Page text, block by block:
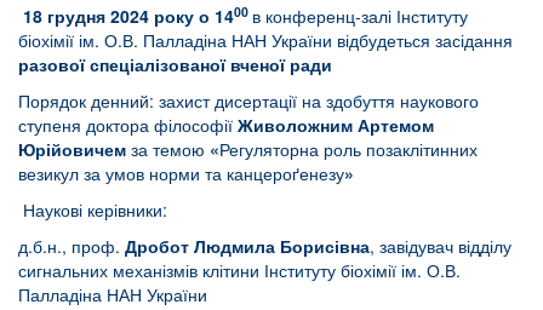
18 грудня 2024 року о 1400 в конференц-залі Інституту
біохімії ім. О.В. Палладіна НАН України відбудеться засідання
разової спеціалізованої вченої ради
Порядок денний: захист дисертації на здобуття наукового
ступеня доктора філософії Живоложним Артемом
Юрійовичем за темою «Регуляторна роль позаклітинних
везикул за умов норми та канцероґенезу»
Наукові керівники:
д.б.н., проф. Дробот Людмила Борисівна, завідувач відділу
сигнальних механізмів клітини Інституту біохімії ім. О.В.
Палладіна НАН України